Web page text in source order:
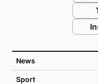
News
Sport